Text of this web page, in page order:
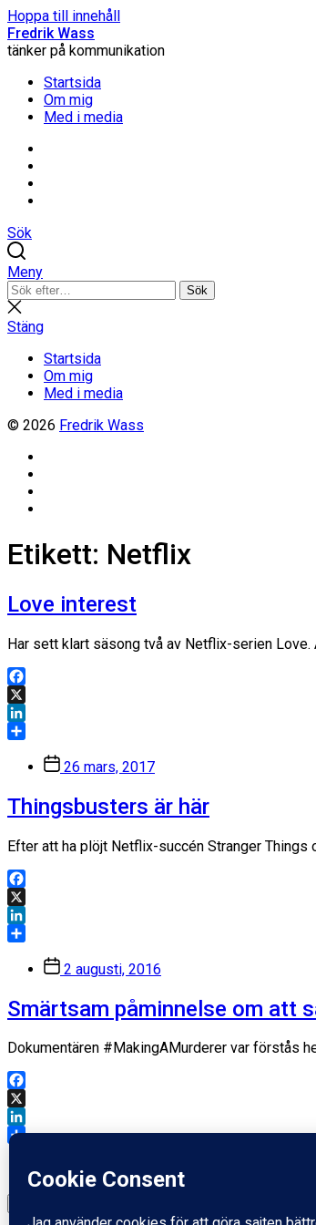
Hoppa till innehåll
Fredrik Wass
tänker på kommunikation
Startsida
Om mig
Med i media
Sök
Meny
Sök
efter:
Sök
Stäng
sökning
Stäng
Startsida
Om mig
Med i media
© 2026 Fredrik Wass
Etikett: Netflix
Love interest
Har sett klart säsong två av Netflix-serien
Facebook
X
LinkedIn
Inläggsdatum
26 mars, 2017
Thingsbusters är här
Efter att ha plöjt Netflix-succén Stranger Things
Facebook
X
LinkedIn
Inläggsdatum
2 augusti, 2016
Smärtsam påminnelse om att
Dokumentären #MakingAMurderer var förstås
Facebook
X
LinkedIn
Inläggsdatum
1 januari, 2016